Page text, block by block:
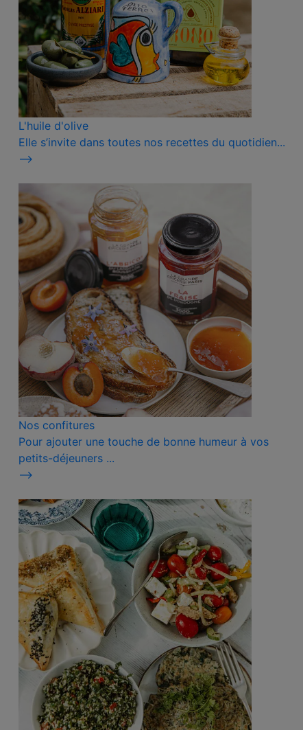
L'huile d'olive
Elle s’invite dans toutes nos recettes du quotidien...
⟶
Nos confitures
Pour ajouter une touche de bonne humeur à vos
petits-déjeuners ...
⟶